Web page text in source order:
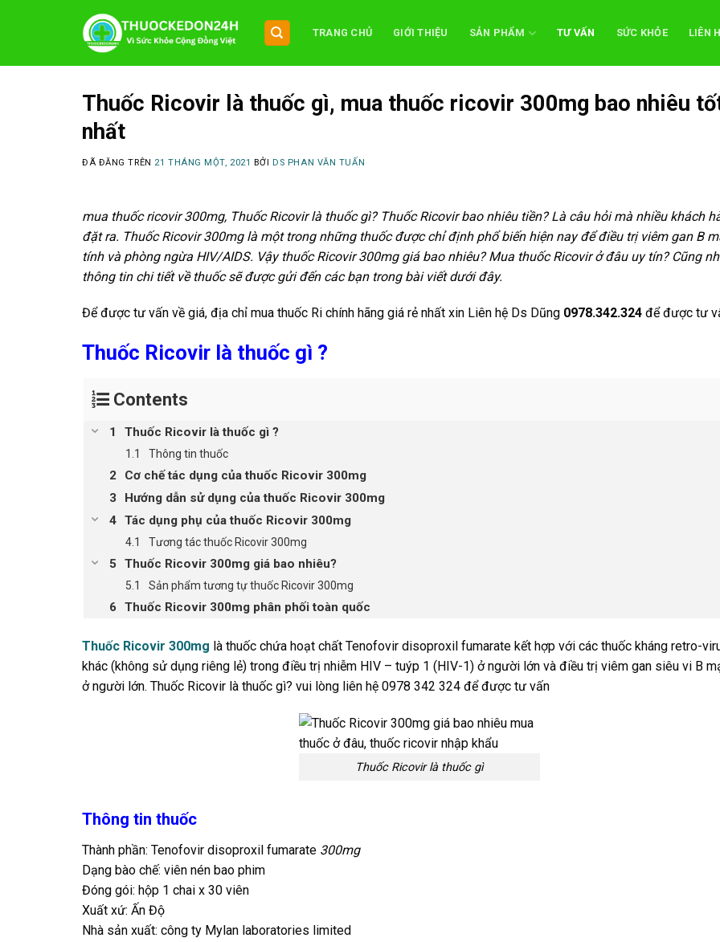
dung
TRANG CHỦ GIỚI THIỆU SẢN PHẨM TƯ VẤN SỨC KHỎE LIÊN
Thuốc Ricovir là thuốc gì, mua thuốc ricovir 300mg bao nhiêu
nhất
ĐÃ ĐĂNG TRÊN 21 THÁNG MỘT, 2021 BỞI DS PHAN VĂN TUẤN
mua thuốc ricovir 300mg, Thuốc Ricovir là thuốc gì? Thuốc Ricovir bao nhiêu tiền? Là câu hỏi mà nhiều khách
đặt ra. Thuốc Ricovir 300mg là một trong những thuốc được chỉ định phổ biến hiện nay để điều trị viêm gan B
tính và phòng ngừa HIV/AIDS. Vậy thuốc Ricovir 300mg giá bao nhiêu? Mua thuốc Ricovir ở đâu uy tín? Cũng
thông tin chi tiết về thuốc sẽ được gửi đến các bạn trong bài viết dưới đây.
Để được tư vấn về giá, địa chỉ mua thuốc Ri chính hãng giá rẻ nhất xin Liên hệ Ds Dũng 0978.342.324 để được tư
Thuốc Ricovir là thuốc gì ?
Contents
Thuốc Ricovir là thuốc gì ?
Thông tin thuốc
Cơ chế tác dụng của thuốc Ricovir 300mg
Hướng dẫn sử dụng của thuốc Ricovir 300mg
Tác dụng phụ của thuốc Ricovir 300mg
Tương tác thuốc Ricovir 300mg
Thuốc Ricovir 300mg giá bao nhiêu?
Sản phẩm tương tự thuốc Ricovir 300mg
Thuốc Ricovir 300mg phân phối toàn quốc
Thuốc Ricovir 300mg là thuốc chứa hoạt chất Tenofovir disoproxil fumarate kết hợp với các thuốc kháng retro-
khác (không sử dụng riêng lẻ) trong điều trị nhiễm HIV – tuýp 1 (HIV-1) ở người lớn và điều trị viêm gan siêu vi B
ở người lớn. Thuốc Ricovir là thuốc gì? vui lòng liên hệ 0978 342 324 để được tư vấn
Thuốc Ricovir là thuốc gì
Thông tin thuốc
Thành phần: Tenofovir disoproxil fumarate 300mg
Dạng bào chế: viên nén bao phim
Đóng gói: hộp 1 chai x 30 viên
Xuất xứ: Ấn Độ
Nhà sản xuất: công ty Mylan laboratories limited